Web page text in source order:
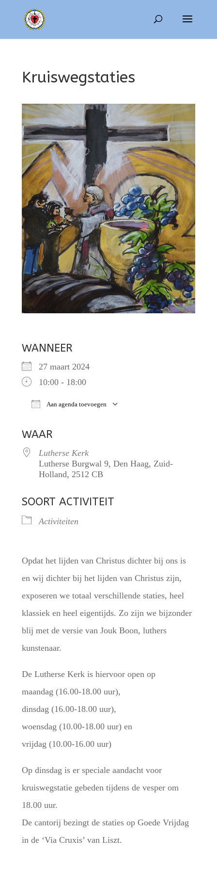
Kruiswegstaties
WANNEER
27 maart 2024
10:00 - 18:00
Aan agenda toevoegen
WAAR
Lutherse Kerk
Lutherse Burgwal 9, Den Haag, Zuid-
Holland, 2512 CB
SOORT ACTIVITEIT
Activiteiten
Opdat het lijden van Christus dichter bij ons is
en wij dichter bij het lijden van Christus zijn,
exposeren we totaal verschillende staties, heel
klassiek en heel eigentijds. Zo zijn we bijzonder
blij met de versie van Jouk Boon, luthers
kunstenaar.
De Lutherse Kerk is hiervoor open op
maandag (16.00-18.00 uur),
dinsdag (16.00-18.00 uur),
woensdag (10.00-18.00 uur) en
vrijdag (10.00-16.00 uur)
Op dinsdag is er speciale aandacht voor
kruiswegstatie gebeden tijdens de vesper om
18.00 uur.
De cantorij bezingt de staties op Goede Vrijdag
in de ‘Via Cruxis’ van Liszt.